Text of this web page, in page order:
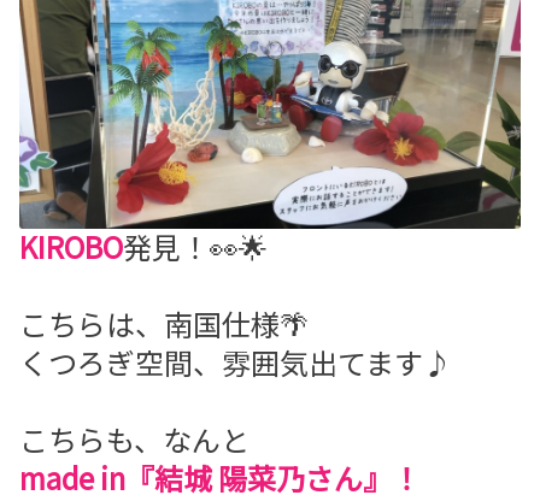
KIROBO発見！👀🌟
こちらは、南国仕様🌴
くつろぎ空間、雰囲気出てます♪
こちらも、なんと
made in『結城 陽菜乃さん』！